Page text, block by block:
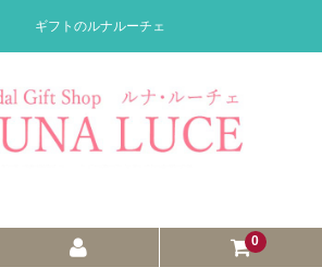
ギフトのルナルーチェ
0